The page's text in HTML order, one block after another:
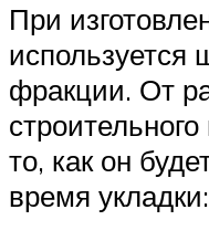
При
используется
фракции. От
то, как он
время укладки: